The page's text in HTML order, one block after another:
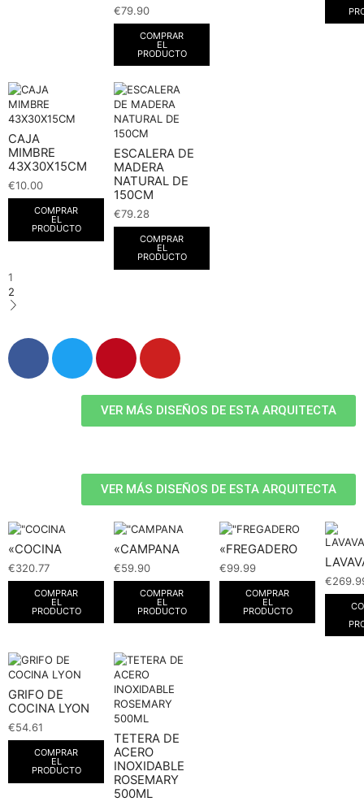
€79.90
COMPRAR
EL
PRODUCTO
CAJA
MIMBRE
43X30X15CM
€10.00
COMPRAR
EL
PRODUCTO
ESCALERA DE
MADERA
NATURAL DE
150CM
€79.28
COMPRAR
EL
PRODUCTO
1
2
VER MÁS DISEÑOS DE ESTA ARQUITECTA
VER MÁS DISEÑOS DE ESTA ARQUITECTA
«COCINA
€320.77
COMPRAR
EL
PRODUCTO
«CAMPANA
€59.90
COMPRAR
EL
PRODUCTO
«FREGADERO
€99.99
COMPRAR
EL
PRODUCTO
€
GRIFO DE
COCINA LYON
€54.61
COMPRAR
EL
PRODUCTO
TETERA DE
ACERO
INOXIDABLE
ROSEMARY
500ML